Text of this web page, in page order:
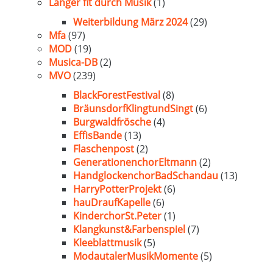
Weiterbildung März 2024(29)
Mfa(97)
MOD(19)
Musica-DB(2)
MVO(239)
BlackForestFestival(8)
BräunsdorfKlingtundSingt(6)
Burgwaldfrösche(4)
EffisBande(13)
Flaschenpost(2)
GenerationenchorEltmann(2)
HandglockenchorBadSchandau(13)
HarryPotterProjekt(6)
hauDraufKapelle(6)
KinderchorSt.Peter(1)
Klangkunst&Farbenspiel(7)
Kleeblattmusik(5)
ModautalerMusikMomente(5)